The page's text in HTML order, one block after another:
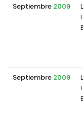
Septiembre 2009
Septiembre 2009